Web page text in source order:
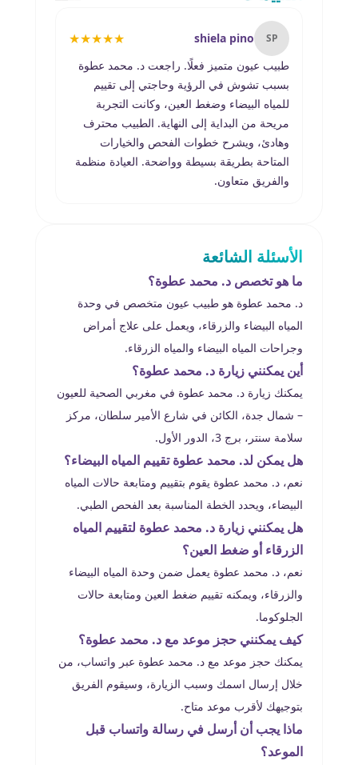
SP
shiela pino
★
★
★
★
★
طبيب عيون متميز فعلًا. راجعت د. محمد عطوة
بسبب تشوش في الرؤية وحاجتي إلى تقييم
للمياه البيضاء وضغط العين، وكانت التجربة
مريحة من البداية إلى النهاية. الطبيب محترف
وهادئ، ويشرح خطوات الفحص والخيارات
المتاحة بطريقة بسيطة وواضحة. العيادة منظمة
والفريق متعاون.
الأسئلة الشائعة
ما هو تخصص د. محمد عطوة؟
د. محمد عطوة هو طبيب عيون متخصص في وحدة
المياه البيضاء والزرقاء، ويعمل على علاج أمراض
وجراحات المياه البيضاء والمياه الزرقاء.
أين يمكنني زيارة د. محمد عطوة؟
يمكنك زيارة د. محمد عطوة في مغربي الصحية للعيون
– شمال جدة، الكائن في شارع الأمير سلطان، مركز
سلامة سنتر، برج 3، الدور الأول.
هل يمكن لد. محمد عطوة تقييم المياه البيضاء؟
نعم، د. محمد عطوة يقوم بتقييم ومتابعة حالات المياه
البيضاء، ويحدد الخطة المناسبة بعد الفحص الطبي.
هل يمكنني زيارة د. محمد عطوة لتقييم المياه
الزرقاء أو ضغط العين؟
نعم، د. محمد عطوة يعمل ضمن وحدة المياه البيضاء
والزرقاء، ويمكنه تقييم ضغط العين ومتابعة حالات
الجلوكوما.
كيف يمكنني حجز موعد مع د. محمد عطوة؟
يمكنك حجز موعد مع د. محمد عطوة عبر واتساب، من
خلال إرسال اسمك وسبب الزيارة، وسيقوم الفريق
بتوجيهك لأقرب موعد متاح.
ماذا يجب أن أرسل في رسالة واتساب قبل
الموعد؟